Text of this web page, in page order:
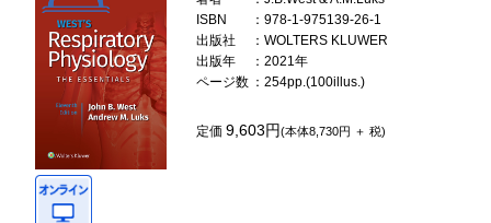
ISBN
：978-1-975139-26-1
出版社
：WOLTERS KLUWER
出版年
：2021年
ページ数 ：254pp.(100illus.)
定価9,603円(本体8,730円 ＋ 税)